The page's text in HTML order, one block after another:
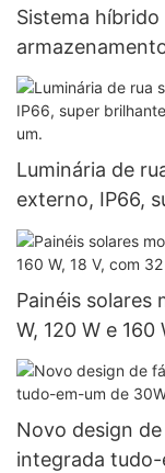
Sistema
lítio-ferro CATL
Foxtech
Luminária de
externo, IP66,
100W, 120W,
Painéis solares
W, 120 W e 160
sistemas
Novo design
integrada tudo-